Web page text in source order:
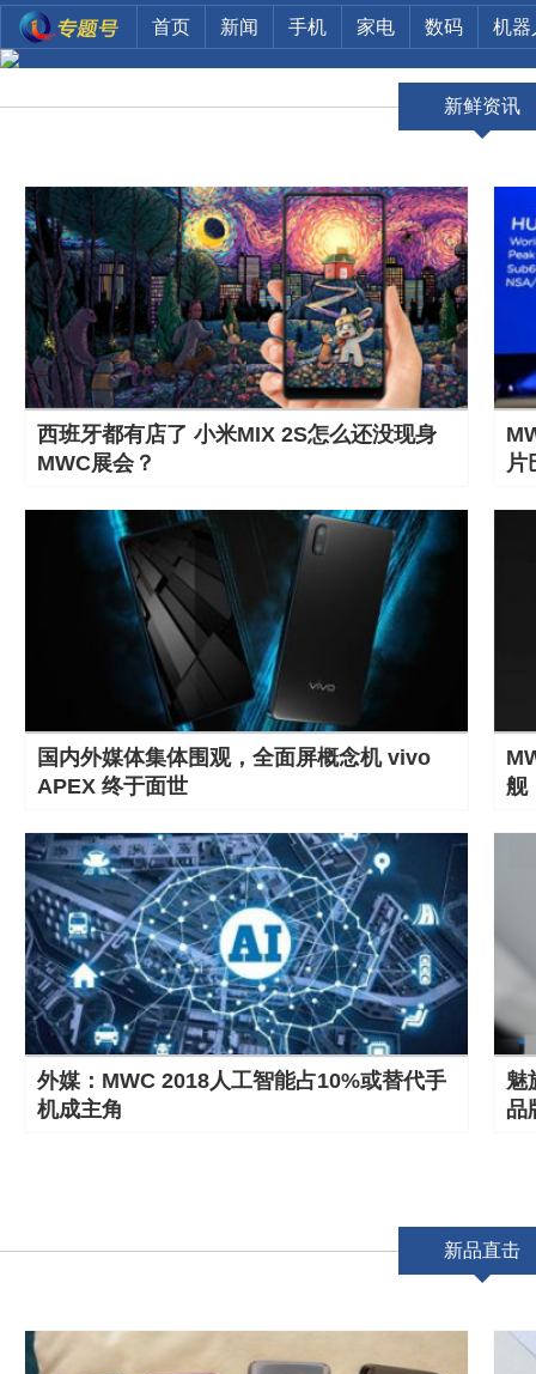
首页 新闻 手机 家电 数码 机器
新鲜资讯
西班牙都有店了 小米MIX 2S怎么还没现身
MWC展会？
片
国内外媒体集体围观，全面屏概念机 vivo
APEX 终于面世
舰
外媒：MWC 2018人工智能占10%或替代手
机成主角
魅
品
新品直击